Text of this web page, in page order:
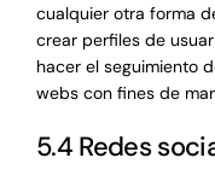
cualquier otra forma
crear perfiles de
hacer el seguimiento
webs con fines de
5.4 Redes